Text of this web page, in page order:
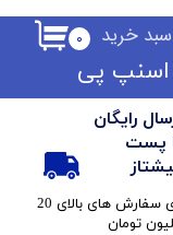
رایگان
پست
​برای سفارش های بالای 20
تومان
۰ سبد خرید
اسنپ پی